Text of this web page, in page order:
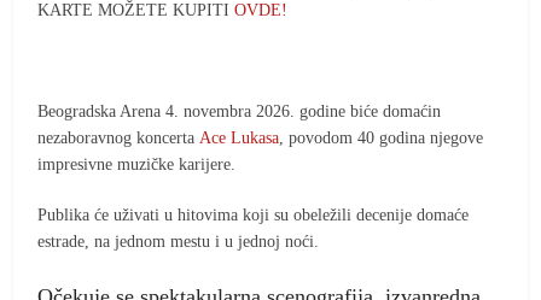
KARTE MOŽETE KUPITIOVDE!
Beogradska Arena 4. novembra 2026. godine biće domaćin
nezaboravnog koncerta Ace Lukasa, povodom 40 godina njegove
impresivne muzičke karijere.
Publika će uživati u hitovima koji su obeležili decenije domaće
estrade, na jednom mestu i u jednoj noći.